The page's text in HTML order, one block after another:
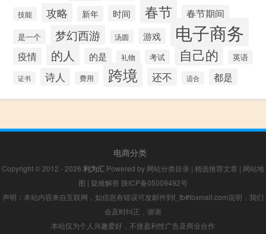
技能 攻略 新年 时间 春节 春节期间
是一个 梦幻西游 汤圆 游戏 电子商务
疫情 的人 的是 礼物 考试 自己的 英语
证书 诗人 费用 跨境 还不 适合 都是
电商分类
Copyright © 2012 - 2026 利为汇 Powered by 网站分类目录 | 精选推荐文章 | 网站地
图 | 疑难解答 陕ICP备05009492号
声明：本站内容来自互联网，如信息有错误可发邮件到f_fb#foxmail.com说明，我们
会及时纠正，谢谢
本站仅为个人兴趣爱好，不接盈利性广告及商业合作